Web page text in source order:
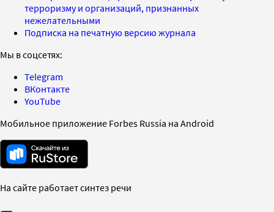
терроризму и организаций, признанных
нежелательными
Подписка на печатную версию журнала
Мы в соцсетях:
Telegram
ВКонтакте
YouTube
Мобильное приложение Forbes Russia на Android
На сайте работает синтез речи